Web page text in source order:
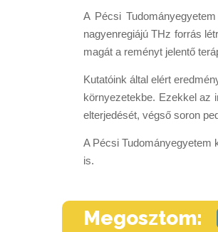
A Pécsi
nagyenregiájú THz forrás
magát a reményt jelentő
Kutatóink által elért
környezetekbe. Ezekkel az
elterjedését, végső soron
A Pécsi Tudományegyetem
is.
Megosztom: